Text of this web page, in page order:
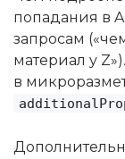
попадания в
запросам
материал у
в